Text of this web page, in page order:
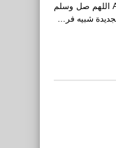
تنزيل Sigma Battle Royale Apk لنظام Android اللهم صل وسلم
شبيه فر…